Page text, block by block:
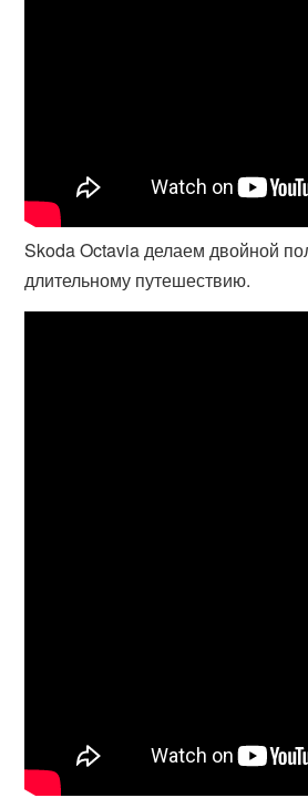
Skoda Octavia делаем двойной
длительному путешествию.